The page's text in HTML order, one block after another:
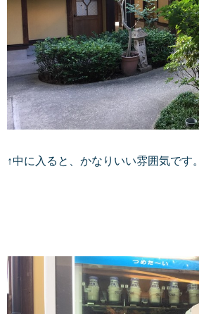
↑中に入ると、かなりいい雰囲気です。